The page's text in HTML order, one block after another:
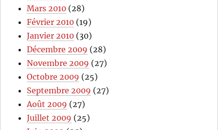
Mars 2010 (28)
Février 2010 (19)
Janvier 2010 (30)
Décembre 2009 (28)
Novembre 2009 (27)
Octobre 2009 (25)
Septembre 2009 (27)
Août 2009 (27)
Juillet 2009 (25)